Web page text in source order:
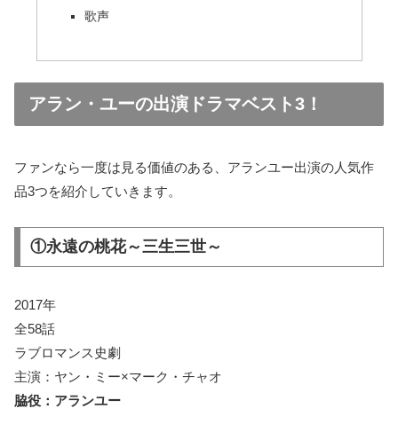
歌声
アラン・ユーの出演ドラマベスト3！
ファンなら一度は見る価値のある、アランユー出演の人気作
品3つを紹介していきます。
①永遠の桃花～三生三世～
2017年
全58話
ラブロマンス史劇
主演：ヤン・ミー×マーク・チャオ
脇役：アランユー